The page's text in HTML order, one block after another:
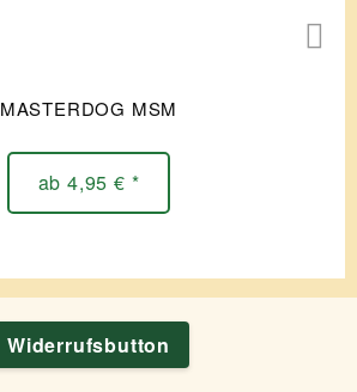
MASTERDOG MSM
ab 4,95 € *
Widerrufsbutton